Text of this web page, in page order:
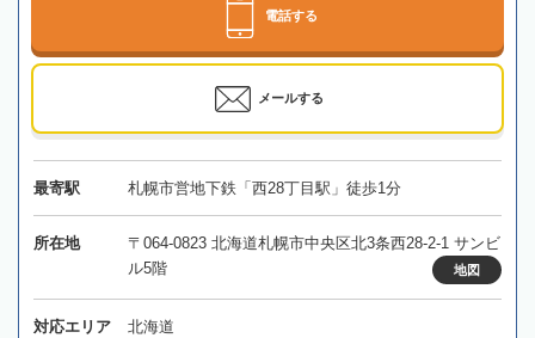
電話する
メールする
最寄駅 札幌市営地下鉄「西28丁目駅」徒歩1分
所在地
〒064-0823 北海道札幌市中央区北3条西28-2-1 サンビ
ル5階
地図
対応エリア 北海道